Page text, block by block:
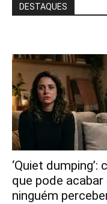
DESTAQUES
‘Quiet
que pode
ninguém